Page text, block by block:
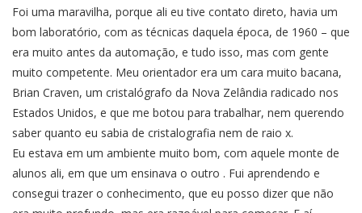
Foi uma maravilha, porque ali eu tive contato direto, havia um
bom laboratório, com as técnicas daquela época, de 1960 – que
era muito antes da automação, e tudo isso, mas com gente
muito competente. Meu orientador era um cara muito bacana,
Brian Craven, um cristalógrafo da Nova Zelândia radicado nos
Estados Unidos, e que me botou para trabalhar, nem querendo
saber quanto eu sabia de cristalografia nem de raio x.
Eu estava em um ambiente muito bom, com aquele monte de
alunos ali, em que um ensinava o outro . Fui aprendendo e
consegui trazer o conhecimento, que eu posso dizer que não